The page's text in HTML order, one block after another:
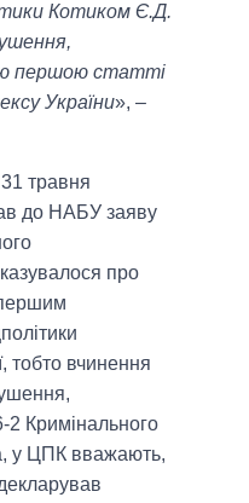
Котиком Є.Д.
першою статті
України», –
травня
до НАБУ заяву
про
тобто вчинення
2 Кримінального
у ЦПК вважають,